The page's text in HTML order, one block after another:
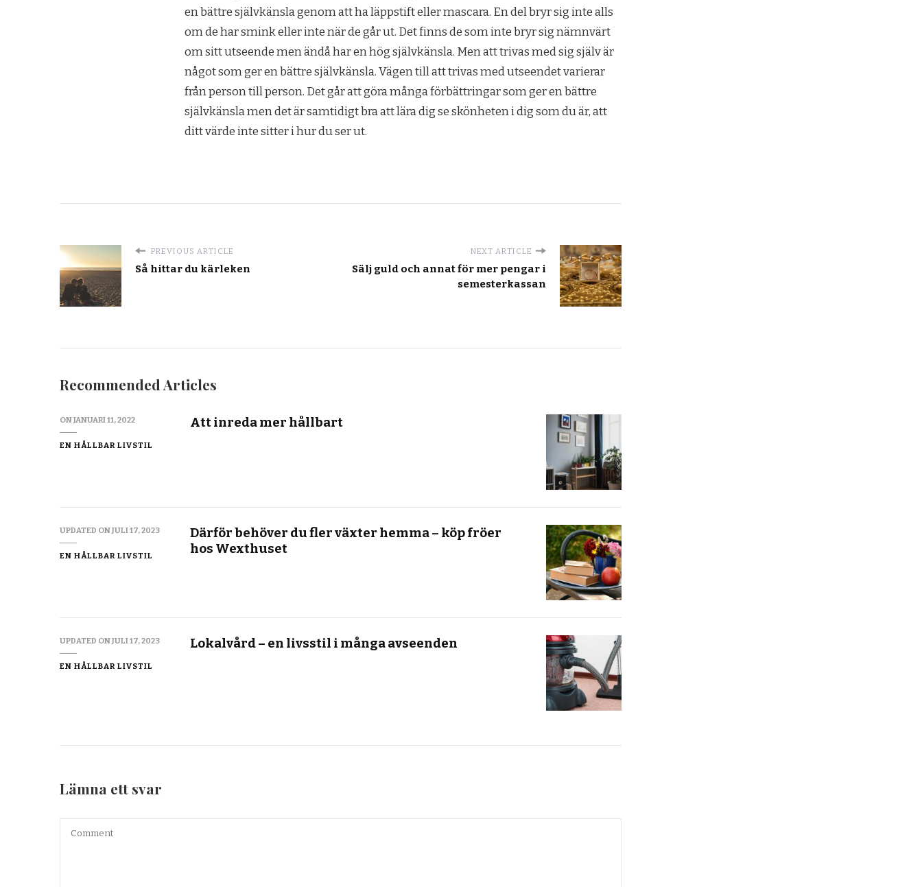
en bättre självkänsla genom att ha läppstift eller mascara. En del bryr sig inte alls
om de har smink eller inte när de går ut. Det finns de som inte bryr sig nämnvärt
om sitt utseende men ändå har en hög självkänsla. Men att trivas med sig själv är
något som ger en bättre självkänsla. Vägen till att trivas med utseendet varierar
från person till person. Det går att göra många förbättringar som ger en bättre
självkänsla men det är samtidigt bra att lära dig se skönheten i dig som du är, att
ditt värde inte sitter i hur du ser ut.
PREVIOUS ARTICLE
Så hittar du kärleken
NEXT ARTICLE
Sälj guld och annat för mer pengar i
semesterkassan
Recommended Articles
ONJANUARI 11, 2022
EN HÅLLBAR LIVSTIL
Att inreda mer hållbart
UPDATED ONJULI 17, 2023
EN HÅLLBAR LIVSTIL
Därför behöver du fler växter hemma – köp fröer
hos Wexthuset
UPDATED ONJULI 17, 2023
EN HÅLLBAR LIVSTIL
Lokalvård – en livsstil i många avseenden
Lämna ett svar